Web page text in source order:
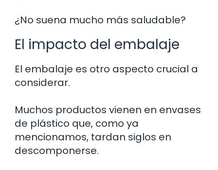
¿No suena mucho más saludable?
El impacto del embalaje
El embalaje es otro aspecto crucial a
considerar.
Muchos productos vienen en envases
de plástico que, como ya
mencionamos, tardan siglos en
descomponerse.